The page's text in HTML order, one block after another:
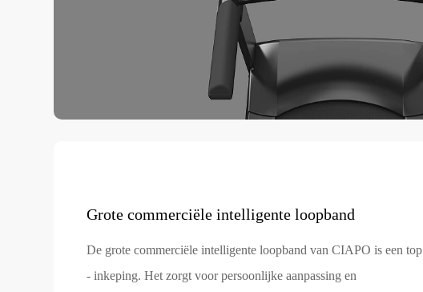
Grote commerciële intelligente loopband
De grote commerciële intelligente loopband van CIAPO is een top
- inkeping. Het zorgt voor persoonlijke aanpassing en